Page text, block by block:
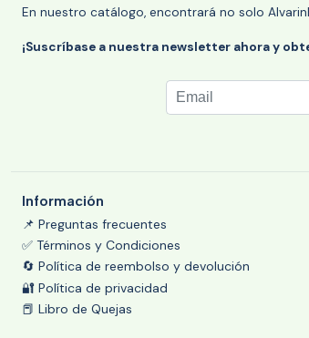
En nuestro catálogo, encontrará no solo
¡Suscríbase a nuestra newsletter ahora y
Información
📌 Preguntas frecuentes
✅ Términos y Condiciones
🔄 Política de reembolso y devolución
🔐 Política de privacidad
📕 Libro de Quejas